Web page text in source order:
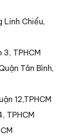
Linh Chiểu,
TPHCM
Tân Bình,
12,TPHCM
TPHCM